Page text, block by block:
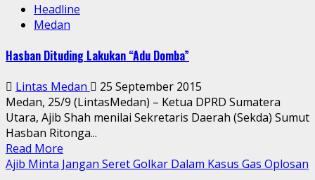
Headline
Medan
Hasban Dituding Lakukan “Adu Domba”
Lintas Medan
25 September 2015
Medan, 25/9 (LintasMedan) – Ketua DPRD Sumatera
Utara, Ajib Shah menilai Sekretaris Daerah (Sekda) Sumut
Hasban Ritonga...
Read More
Ajib Minta Jangan Seret Golkar Dalam Kasus Gas Oplosan